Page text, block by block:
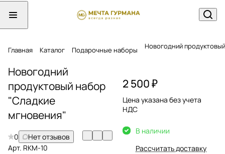
Главная Каталог Подарочные наборы Новогодний
Новогодний
продуктовый набор
"Сладкие
мгновения"
0
Нет отзывов
Арт. RKМ-10
2 500 ₽
Цена указана без учета
НДС
В наличии
Рассчитать доставку